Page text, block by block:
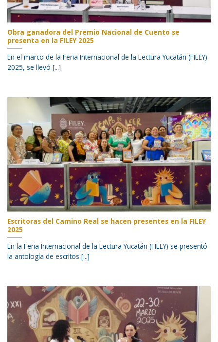
Obra ganadora del Premio Nacional de Cuento se
presenta en la FILEY 2025
En el marco de la Feria Internacional de la Lectura Yucatán (FILEY)
2025, se llevó [...]
Escritoras del Camino Real se hacen presentes en la FILEY
2025
En la Feria Internacional de la Lectura Yucatán (FILEY) se presentó
la antología de escritos [...]